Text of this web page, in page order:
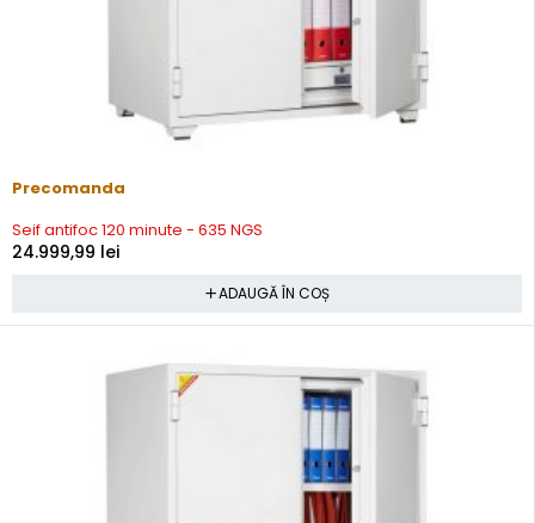
Precomanda
Seif antifoc 120 minute - 635 NGS
24.999,99 lei
ADAUGĂ ÎN COȘ